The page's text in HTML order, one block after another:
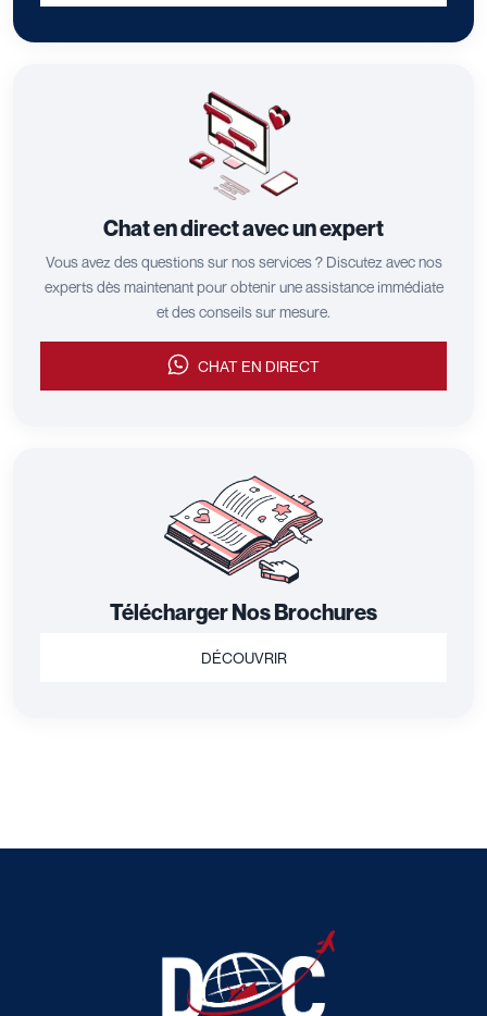
Chat en direct avec un expert
Vous avez des questions sur nos services ? Discutez avec nos
experts dès maintenant pour obtenir une assistance immédiate
et des conseils sur mesure.
CHAT EN DIRECT
Télécharger Nos Brochures
DÉCOUVRIR